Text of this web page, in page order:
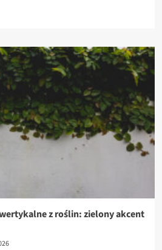
z roślin: zielony akcent